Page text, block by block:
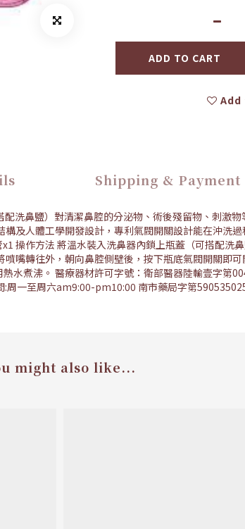
ADD TO CART
Shipping & Payment
洗鼻鹽）對清潔鼻腔的分泌物、術後殘留物、刺激
及人體工學開發設計，專利氣閥開關設計能在沖洗
操作方法 將溫水裝入洗鼻器內鎖上瓶蓋（可搭配洗
嘴轉往外，朝向鼻腔側壁後，按下瓶底氣閥開關即
水煮沸。 醫療器材許可字號：衛部醫器陸輸壹字第
一至周六am9:00-pm10:00 南市藥局字第
might also like...